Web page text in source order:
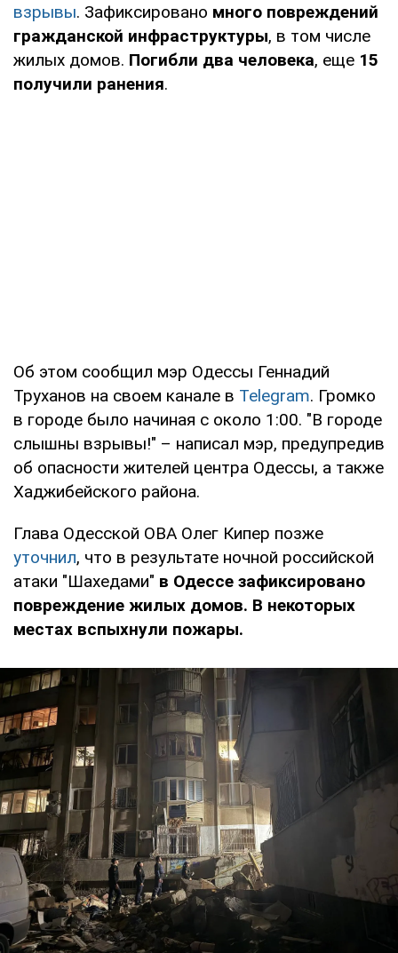
взрывы. Зафиксировано много повреждений
гражданской инфраструктуры, в том числе
жилых домов. Погибли два человека, еще 15
получили ранения.
Об этом сообщил мэр Одессы Геннадий
Труханов на своем канале в Telegram. Громко
в городе было начиная с около 1:00. "В городе
слышны взрывы!" – написал мэр, предупредив
об опасности жителей центра Одессы, а также
Хаджибейского района.
Глава Одесской ОВА Олег Кипер позже
уточнил, что в результате ночной российской
атаки "Шахедами" в Одессе зафиксировано
повреждение жилых домов. В некоторых
местах вспыхнули пожары.